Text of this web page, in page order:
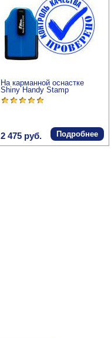
На карманной оснастке
Shiny Handy Stamp
2 475 руб. Подробнее